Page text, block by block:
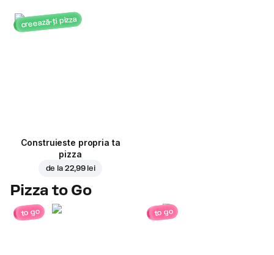
creează-ți pizza
Construieste propria ta
pizza
de la 22,99 lei
Pizza to Go
to go to go